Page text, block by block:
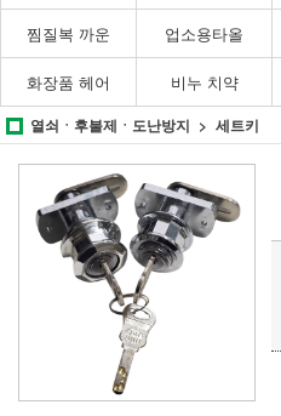
찜질복 까운 업소용타올
화장품 헤어 비누 치약
열쇠ㆍ후불제ㆍ도난방지 세트키